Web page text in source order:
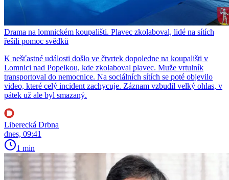
Drama na lomnickém koupališti. Plavec zkolaboval, lidé na sítích
řešili pomoc svědků
K nešťastné události došlo ve čtvrtek dopoledne na koupališti v
Lomnici nad Popelkou, kde zkolaboval plavec. Muže vrtulník
transportoval do nemocnice. Na sociálních sítích se poté objevilo
video, které celý incident zachycuje. Záznam vzbudil velký ohlas, v
pátek už ale byl smazaný.
Liberecká Drbna
dnes, 09:41
1 min